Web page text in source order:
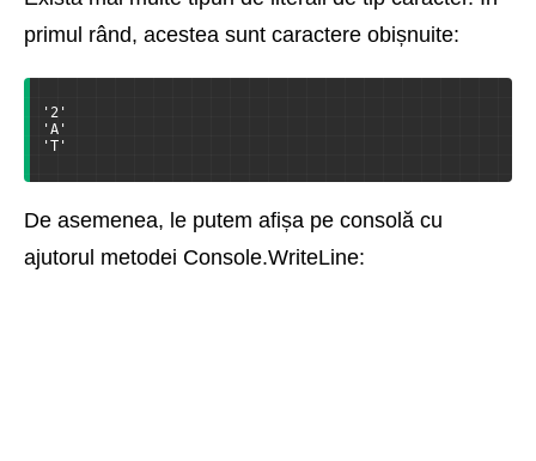
primul rând, acestea sunt caractere obișnuite:
'2'
'A'
'T'
De asemenea, le putem afișa pe consolă cu
ajutorul metodei Console.WriteLine: